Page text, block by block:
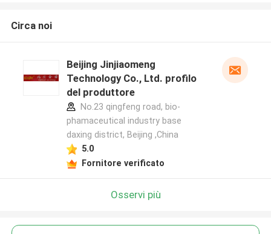
Circa noi
Beijing Jinjiaomeng
Technology Co., Ltd. profilo
del produttore
No.23 qingfeng road, bio-
phamaceutical industry base
daxing district, Beijing ,China
5.0
Fornitore verificato
Osservi più